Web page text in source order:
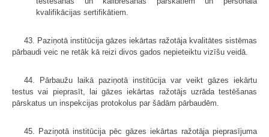
kvalifikācijas sertifikātiem.
43. Paziņotā institūcija gāzes iekārtas ražotāja kvalitātes sistēmas
pārbaudi veic ne retāk kā reizi divos gados nepieteiktu vizīšu veidā.
44. Pārbaužu laikā paziņotā institūcija var veikt gāzes iekārtu
testus vai pieprasīt, lai gāzes iekārtas ražotājs uzrāda testēšanas
pārskatus un inspekcijas protokolus par šādām pārbaudēm.
45. Paziņotā institūcija pēc gāzes iekārtas ražotāja pieprasījuma